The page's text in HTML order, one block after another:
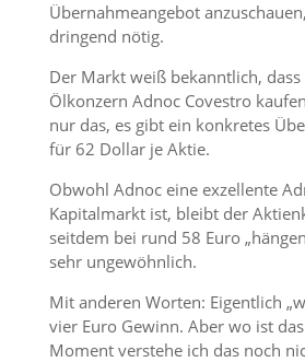
Übernahmeangebot
dringend nötig.
Der Markt weiß bekanntlich,
Ölkonzern Adnoc Covestro
nur das, es gibt ein konkretes
für 62 Dollar je Aktie.
Obwohl Adnoc eine exzellente
Kapitalmarkt ist, bleibt der
seitdem bei rund 58 Euro
sehr ungewöhnlich.
Mit anderen Worten: Eigentlich
vier Euro Gewinn. Aber wo ist
Moment verstehe ich das noch